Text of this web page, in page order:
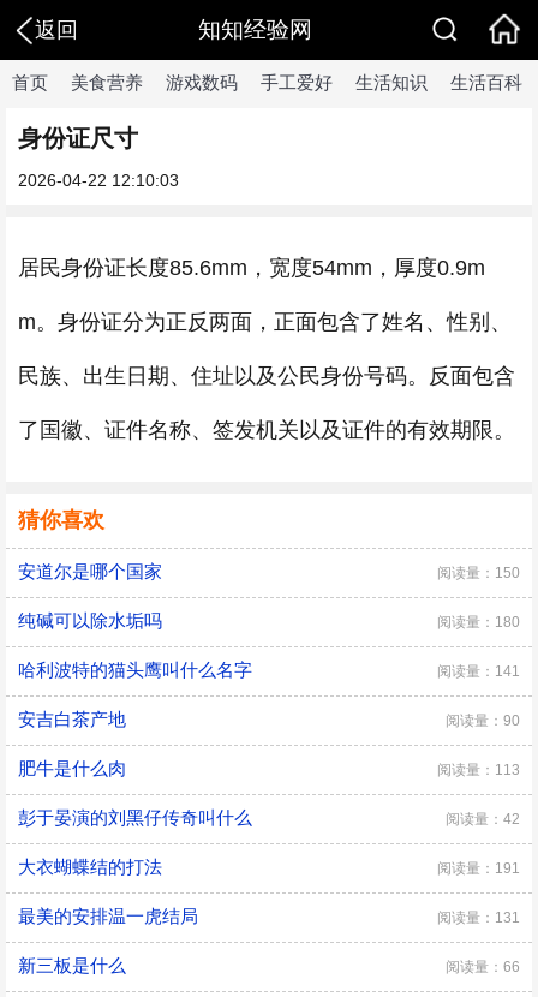
返回 知知经验网
首页 美食营养 游戏数码 手工爱好 生活知识 生活百科
身份证尺寸
2026-04-22 12:10:03
居民身份证长度85.6mm，宽度54mm，厚度0.9m
m。身份证分为正反两面，正面包含了姓名、性别、
民族、出生日期、住址以及公民身份号码。反面包含
了国徽、证件名称、签发机关以及证件的有效期限。
猜你喜欢
安道尔是哪个国家 阅读量：150
纯碱可以除水垢吗 阅读量：180
哈利波特的猫头鹰叫什么名字 阅读量：141
安吉白茶产地 阅读量：90
肥牛是什么肉 阅读量：113
彭于晏演的刘黑仔传奇叫什么 阅读量：42
大衣蝴蝶结的打法 阅读量：191
最美的安排温一虎结局 阅读量：131
新三板是什么 阅读量：66